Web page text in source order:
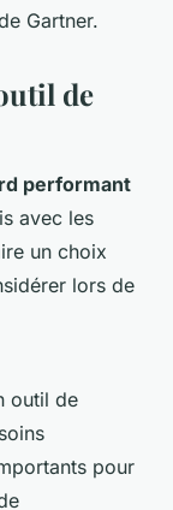
Gartner.
de
performant
avec les
un choix
lors de
outil de
pour